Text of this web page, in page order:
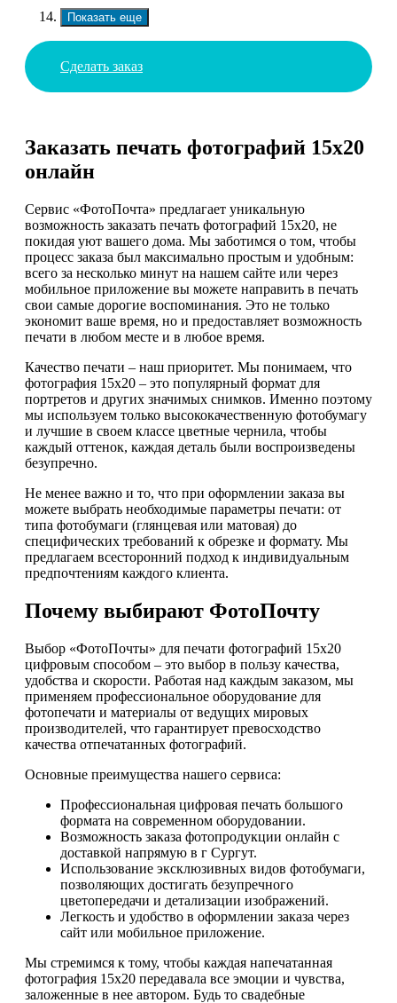
Показать еще
Сделать заказ
Заказать печать фотографий 15х20
онлайн
Сервис «ФотоПочта» предлагает уникальную
возможность заказать печать фотографий 15х20, не
покидая уют вашего дома. Мы заботимся о том, чтобы
процесс заказа был максимально простым и удобным:
всего за несколько минут на нашем сайте или через
мобильное приложение вы можете направить в печать
свои самые дорогие воспоминания. Это не только
экономит ваше время, но и предоставляет возможность
печати в любом месте и в любое время.
Качество печати – наш приоритет. Мы понимаем, что
фотография 15х20 – это популярный формат для
портретов и других значимых снимков. Именно поэтому
мы используем только высококачественную фотобумагу
и лучшие в своем классе цветные чернила, чтобы
каждый оттенок, каждая деталь были воспроизведены
безупречно.
Не менее важно и то, что при оформлении заказа вы
можете выбрать необходимые параметры печати: от
типа фотобумаги (глянцевая или матовая) до
специфических требований к обрезке и формату. Мы
предлагаем всесторонний подход к индивидуальным
предпочтениям каждого клиента.
Почему выбирают ФотоПочту
Выбор «ФотоПочты» для печати фотографий 15х20
цифровым способом – это выбор в пользу качества,
удобства и скорости. Работая над каждым заказом, мы
применяем профессиональное оборудование для
фотопечати и материалы от ведущих мировых
производителей, что гарантирует превосходство
качества отпечатанных фотографий.
Основные преимущества нашего сервиса:
Профессиональная цифровая печать большого
формата на современном оборудовании.
Возможность заказа фотопродукции онлайн с
доставкой напрямую в г Сургут.
Использование эксклюзивных видов фотобумаги,
позволяющих достигать безупречного
цветопередачи и детализации изображений.
Легкость и удобство в оформлении заказа через
сайт или мобильное приложение.
Мы стремимся к тому, чтобы каждая напечатанная
фотография 15х20 передавала все эмоции и чувства,
заложенные в нее автором. Будь то свадебные